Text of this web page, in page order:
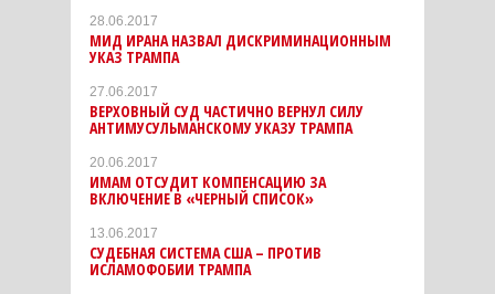
28.06.2017
МИД ИРАНА НАЗВАЛ ДИСКРИМИНАЦИОННЫМ
УКАЗ ТРАМПА
27.06.2017
ВЕРХОВНЫЙ СУД ЧАСТИЧНО ВЕРНУЛ СИЛУ
АНТИМУСУЛЬМАНСКОМУ УКАЗУ ТРАМПА
20.06.2017
ИМАМ ОТСУДИТ КОМПЕНСАЦИЮ ЗА
ВКЛЮЧЕНИЕ В «ЧЕРНЫЙ СПИСОК»
13.06.2017
СУДЕБНАЯ СИСТЕМА США – ПРОТИВ
ИСЛАМОФОБИИ ТРАМПА